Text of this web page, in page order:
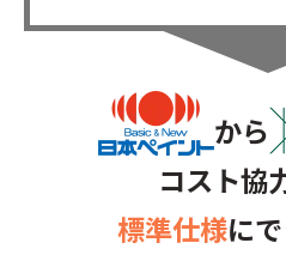
から
コスト協
標準仕様に